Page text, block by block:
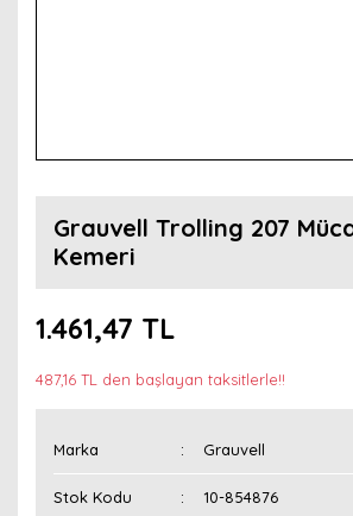
Grauvell Trolling 207
Kemeri
1.461,47 TL
487,16 TL den başlayan taksitlerle!!
Marka Grauvell
Stok Kodu 10-854876